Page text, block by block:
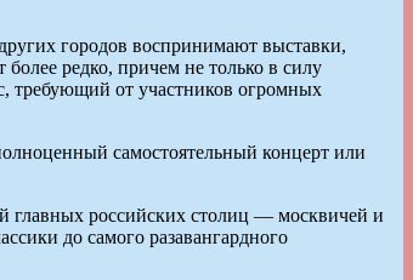
городов воспринимают выставки,
редко, причем не только в силу
требующий от участников огромных
самостоятельный концерт или
главных российских столиц — москвичей и
до самого разавангардного